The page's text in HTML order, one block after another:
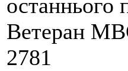
останнього
Ветеран
2781